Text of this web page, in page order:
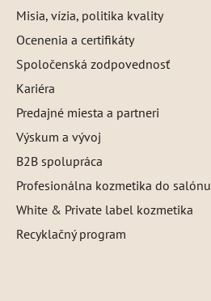
Misia, vízia, politika kvality
Ocenenia a certifikáty
Spoločenská zodpovednosť
Kariéra
Predajné miesta a partneri
Výskum a vývoj
B2B spolupráca
Profesionálna kozmetika do salónu
White & Private label kozmetika
Recyklačný program